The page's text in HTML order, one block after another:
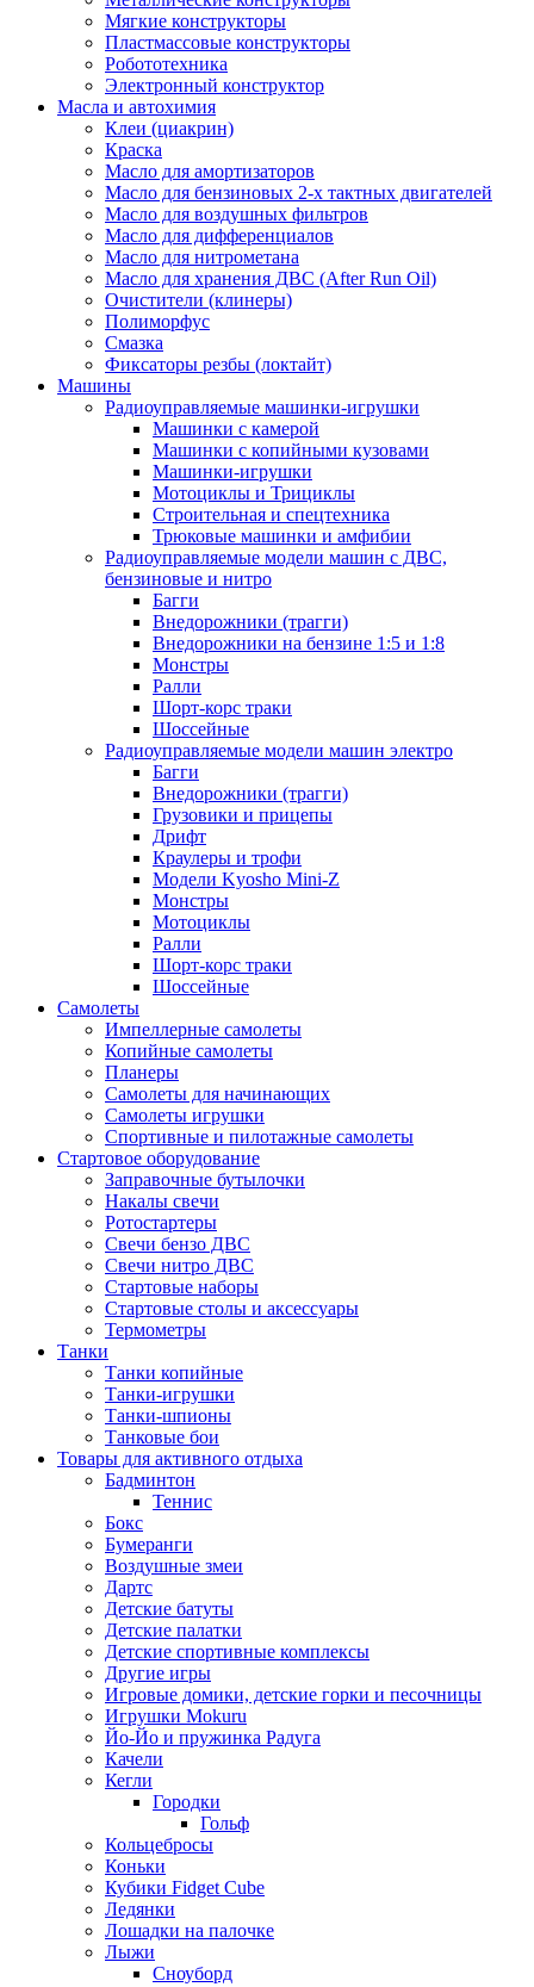
Мягкие конструкторы
Пластмассовые конструкторы
Робототехника
Электронный конструктор
Масла и автохимия
Клеи (циакрин)
Краска
Масло для амортизаторов
Масло для бензиновых 2-х тактных двигателей
Масло для воздушных фильтров
Масло для дифференциалов
Масло для нитрометана
Масло для хранения ДВС (After Run Oil)
Очистители (клинеры)
Полиморфус
Смазка
Фиксаторы резбы (локтайт)
Машины
Радиоуправляемые машинки-игрушки
Машинки с камерой
Машинки с копийными кузовами
Машинки-игрушки
Мотоциклы и Трициклы
Строительная и спецтехника
Трюковые машинки и амфибии
Радиоуправляемые модели машин с ДВС,
бензиновые и нитро
Багги
Внедорожники (трагги)
Внедорожники на бензине 1:5 и 1:8
Монстры
Ралли
Шорт-корс траки
Шоссейные
Радиоуправляемые модели машин электро
Багги
Внедорожники (трагги)
Грузовики и прицепы
Дрифт
Краулеры и трофи
Модели Kyosho Mini-Z
Монстры
Мотоциклы
Ралли
Шорт-корс траки
Шоссейные
Самолеты
Импеллерные самолеты
Копийные самолеты
Планеры
Самолеты для начинающих
Самолеты игрушки
Спортивные и пилотажные самолеты
Стартовое оборудование
Заправочные бутылочки
Накалы свечи
Ротостартеры
Свечи бензо ДВС
Свечи нитро ДВС
Стартовые наборы
Стартовые столы и аксессуары
Термометры
Танки
Танки копийные
Танки-игрушки
Танки-шпионы
Танковые бои
Товары для активного отдыха
Бадминтон
Теннис
Бокс
Бумеранги
Воздушные змеи
Дартс
Детские батуты
Детские палатки
Детские спортивные комплексы
Другие игры
Игровые домики, детские горки и песочницы
Игрушки Mokuru
Йо-Йо и пружинка Радуга
Качели
Кегли
Городки
Гольф
Кольцебросы
Коньки
Кубики Fidget Cube
Ледянки
Лошадки на палочке
Лыжи
Сноуборд